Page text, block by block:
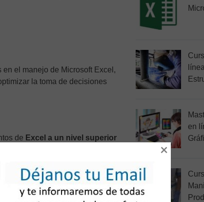
el manejo de Microsoft Excel,
la toma de decisiones
de Excel a un nivel superior
en el ámbito profesional. Por
para la toma de
en
×